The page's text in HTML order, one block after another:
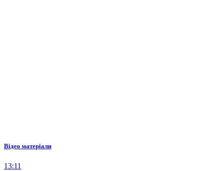
Відео матеріали
13:11